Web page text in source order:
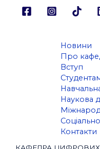
Новини
Про
Вступ
Наукова
Контакти